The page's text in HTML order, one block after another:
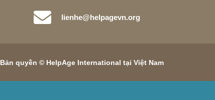
lienhe@helpagevn.org
Bản quyền © HelpAge International tại Việt Nam